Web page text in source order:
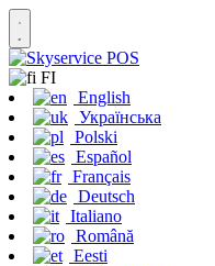
FI
English
Українська
Polski
Español
Français
Deutsch
Italiano
Română
Eesti